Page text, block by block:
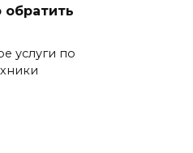
обратить
услуги по